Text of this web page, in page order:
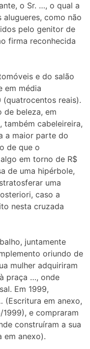
o Sr. …, o qual a
como não
pelo genitor de
firma reconhecida
e do salão
em média
(quatrocentos reais).
de beleza, em
também cabeleireira,
a maior parte do
de que o
em torno de R$
de uma hipérbole,
uma
caso a
nesta cruzada
juntamente
oriundo de
mulher adquiriram
praça …, onde
Em 1999,
(Escritura em anexo,
e compraram
construíram a sua
em anexo).